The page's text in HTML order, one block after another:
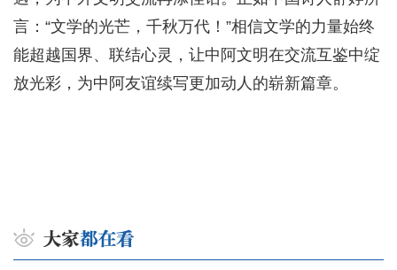
言：“文学的光芒，千秋万代！”相信文学的力量始终
能超越国界、联结心灵，让中阿文明在交流互鉴中绽
放光彩，为中阿友谊续写更加动人的崭新篇章。